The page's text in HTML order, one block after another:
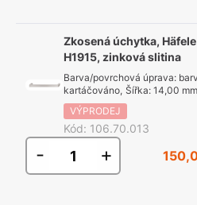
Zkosená úchytka,
H1915, zinková slitina
Barva/povrchová úprava:
kartáčováno, Šířka: 14,00 mm
VÝPRODEJ
Kód: 106.70.013
- +